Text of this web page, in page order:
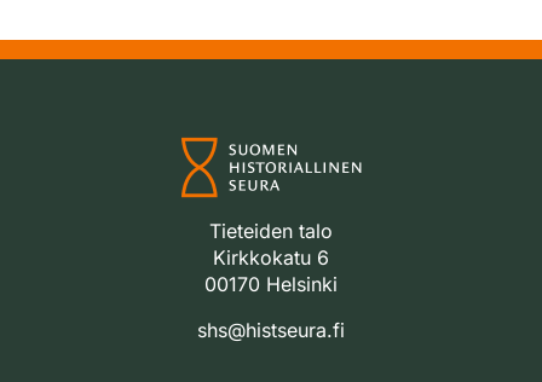
Tieteiden talo
Kirkkokatu 6
00170 Helsinki
shs@histseura.fi